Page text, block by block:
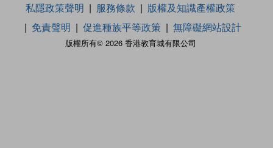
版權所有© 2026 香港教育城有限公司
私隱政策聲明 服務條款
版權及知識產權政策
免責聲明
促進種族平等政策 無障礙網站設計